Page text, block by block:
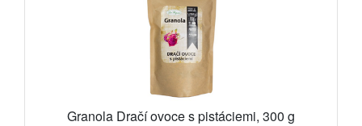
Granola Dračí ovoce s pistáciemi, 300 g